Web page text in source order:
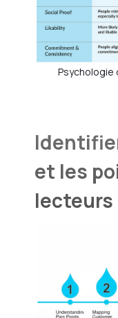
Psychologie
et les
lecteurs